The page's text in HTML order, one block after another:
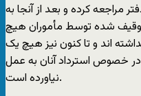
مراجعه کرده و بعد از آنجا به
توقيف شده توسط مأموران هيچ
اند و تا کنون نيز هيچ يک
در خصوص استرداد آنان به عمل
نياورده است.